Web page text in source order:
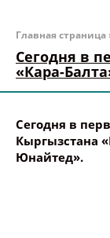
Главная страница
Сегодня в
«Кара-
Сегодня в
Кыргызстана
Юнайтед».